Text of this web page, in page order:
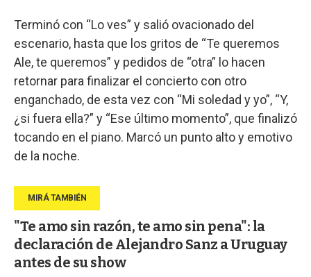
Terminó con “Lo ves” y salió ovacionado del
escenario, hasta que los gritos de “Te queremos
Ale, te queremos” y pedidos de “otra” lo hacen
retornar para finalizar el concierto con otro
enganchado, de esta vez con “Mi soledad y yo”, “Y,
¿si fuera ella?” y “Ese último momento”, que finalizó
tocando en el piano. Marcó un punto alto y emotivo
de la noche.
"Te amo sin razón, te amo sin pena": la
declaración de Alejandro Sanz a Uruguay
antes de su show